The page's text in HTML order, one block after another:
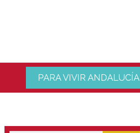
PARA VIVIR ANDALUCÍA